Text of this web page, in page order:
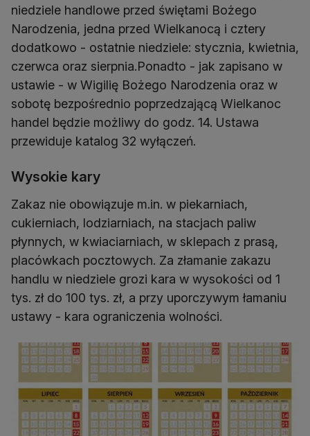
niedziele handlowe przed świętami Bożego
Narodzenia, jedna przed Wielkanocą i cztery
dodatkowo - ostatnie niedziele: stycznia, kwietnia,
czerwca oraz sierpnia.Ponadto - jak zapisano w
ustawie - w Wigilię Bożego Narodzenia oraz w
sobotę bezpośrednio poprzedzającą Wielkanoc
handel będzie możliwy do godz. 14. Ustawa
przewiduje katalog 32 wyłączeń.
Wysokie kary
Zakaz nie obowiązuje m.in. w piekarniach,
cukierniach, lodziarniach, na stacjach paliw
płynnych, w kwiaciarniach, w sklepach z prasą,
placówkach pocztowych. Za złamanie zakazu
handlu w niedziele grozi kara w wysokości od 1
tys. zł do 100 tys. zł, a przy uporczywym łamaniu
ustawy - kara ograniczenia wolności.